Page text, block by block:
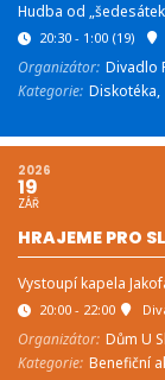
Hudba od
20:30 - 1:00 (19)
Organizátor: Divadlo
Kategorie: Diskotéka,
2026
19
ZÁŘ
HRAJEME PRO
Vystoupí kapela
20:00 - 22:00
Organizátor: Dům U
Kategorie: Benefiční